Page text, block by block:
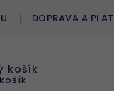
DOPRAVA A
košík